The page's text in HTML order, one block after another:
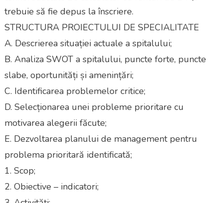
trebuie să fie depus la înscriere.
STRUCTURA PROIECTULUI DE SPECIALITATE
A. Descrierea situației actuale a spitalului;
B. Analiza SWOT a spitalului, puncte forte, puncte
slabe, oportunități și amenințări;
C. Identificarea problemelor critice;
D. Selecționarea unei probleme prioritare cu
motivarea alegerii făcute;
E. Dezvoltarea planului de management pentru
problema prioritară identificată;
1. Scop;
2. Obiective – indicatori;